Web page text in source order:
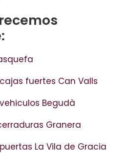
fuertes Can Valls
Begudà
Granera
La Vila de Gracia